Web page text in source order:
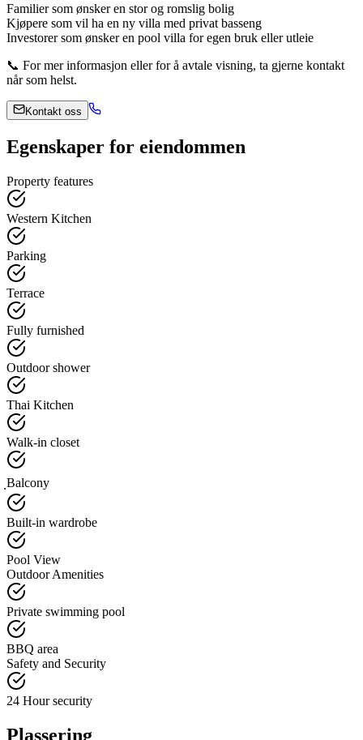
Familier som ønsker en stor og romslig bolig
Kjøpere som vil ha en ny villa med privat basseng
Investorer som ønsker en pool villa for egen bruk eller utleie
📞 For mer informasjon eller for å avtale visning, ta gjerne kontakt
når som helst.
Kontakt oss
Egenskaper for eiendommen
Property features
Western Kitchen
Parking
Terrace
Fully furnished
Outdoor shower
Thai Kitchen
Walk-in closet
ฺBalcony
Built-in wardrobe
Pool View
Outdoor Amenities
Private swimming pool
BBQ area
Safety and Security
24 Hour security
Plassering